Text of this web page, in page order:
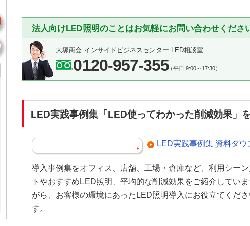
法人向けLED照明のことはお気軽にお問い合わせくださ
大塚商会 インサイドビジネスセンター LED相談室
0120-957-355（平日 9:00～17:30）
LED実践事例集「LED使ってわかった削減効果」
LED実践事例集 資料ダ
導入事例集をオフィス、店舗、工場・倉庫など、利用シー
トやおすすめLED照明、平均的な削減効果をご紹介してい
がら、お客様の環境にあったLED照明導入にお役立てくだ
す。